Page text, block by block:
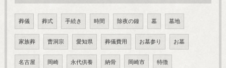
葬儀 葬式 手続き 時間 除夜の鐘 墓 墓地
家族葬 曹洞宗 愛知県 葬儀費用 お墓参り お墓
名古屋 岡崎 永代供養 納骨 岡崎市 特徴